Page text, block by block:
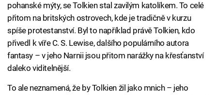
pohanské mýty, se Tolkien stal zavilým katolíkem. To celé
přitom na britských ostrovech, kde je tradičně v kurzu
spíše protestanství. Byl to například právě Tolkien, kdo
přivedl k víře C. S. Lewise, dalšího populárního autora
fantasy – v jeho Narnii jsou přitom narážky na křesťanství
daleko viditelnější.
To ale neznamená, že by Tolkien žil jako mnich – jeho